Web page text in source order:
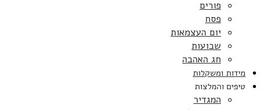
פורים
פסח
יום העצמאות
שבועות
חג האהבה
מידות ומשקלות
טיפים והמלצות
המגדיר